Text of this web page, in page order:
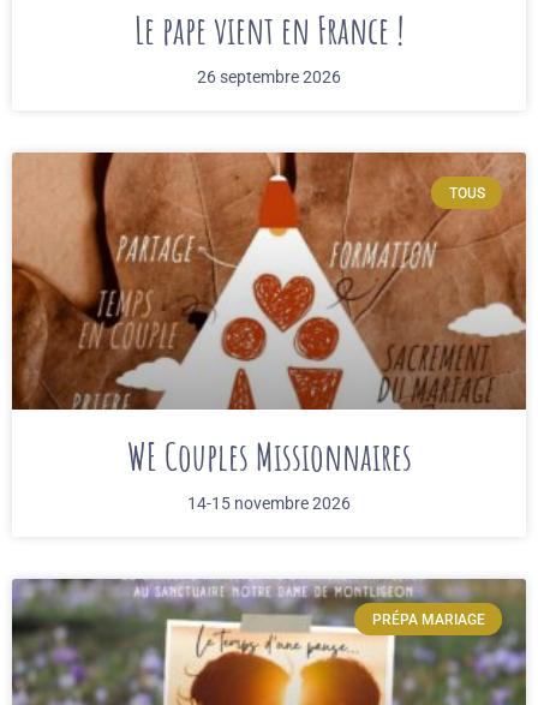
Le pape vient en France !
26 septembre 2026
TOUS
WE Couples Missionnaires
14-15 novembre 2026
PRÉPA MARIAGE